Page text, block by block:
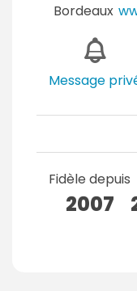
Bordeaux
Message
Fidèle depuis
2007